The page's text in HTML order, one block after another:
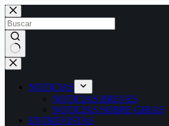
Saltar
al
contenido
Sin
resultados
NOTICIAS
NOTICIAS BREVES
NOTICIAS SOBRE GIRAS
ENTREVISTAS